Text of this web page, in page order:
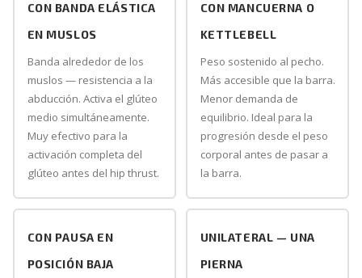
CON BANDA ELÁSTICA
EN MUSLOS
Banda alrededor de los
muslos — resistencia a la
abducción. Activa el glúteo
medio simultáneamente.
Muy efectivo para la
activación completa del
glúteo antes del hip thrust.
CON MANCUERNA O
KETTLEBELL
Peso sostenido al pecho.
Más accesible que la barra.
Menor demanda de
equilibrio. Ideal para la
progresión desde el peso
corporal antes de pasar a
la barra.
CON PAUSA EN
POSICIÓN BAJA
UNILATERAL — UNA
PIERNA